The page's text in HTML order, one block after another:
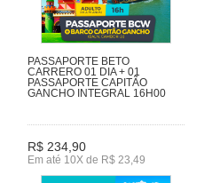
PASSAPORTE BETO
CARRERO 01 DIA + 01
PASSAPORTE CAPITÃO
GANCHO INTEGRAL 16H00
R$ 234,90
Em até 10X de R$ 23,49